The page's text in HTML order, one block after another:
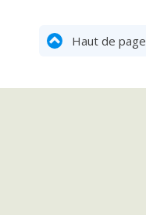
Haut de page